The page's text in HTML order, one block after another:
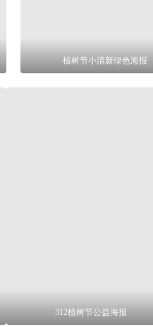
植树节小清新绿色海报
312植树节公益海报